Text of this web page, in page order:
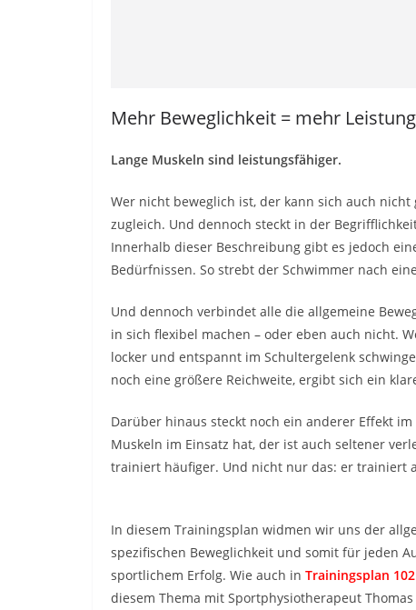
Mehr Beweglichkeit = mehr
Lange Muskeln sind leistungsfähiger.
Wer nicht beweglich ist, der kann sich auch
zugleich. Und dennoch steckt in der
Innerhalb dieser Beschreibung gibt es jedoch
Bedürfnissen. So strebt der Schwimmer nach
Und dennoch verbindet alle die allgemeine
in sich flexibel machen – oder eben auch nicht.
locker und entspannt im Schultergelenk
noch eine größere Reichweite, ergibt sich ein
Darüber hinaus steckt noch ein anderer Effekt
Muskeln im Einsatz hat, der ist auch seltener
trainiert häufiger. Und nicht nur das: er trainiert
In diesem Trainingsplan widmen wir uns der
spezifischen Beweglichkeit und somit für jeden
sportlichem Erfolg. Wie auch in Trainingsplan
diesem Thema mit Sportphysiotherapeut